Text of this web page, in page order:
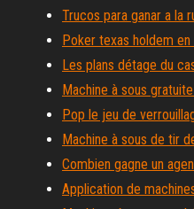
Trucos para ganar a la
Poker texas holdem
Les plans détage du
Machine à sous
Pop le jeu de
Machine à sous de tir
Combien gagne un
Application de